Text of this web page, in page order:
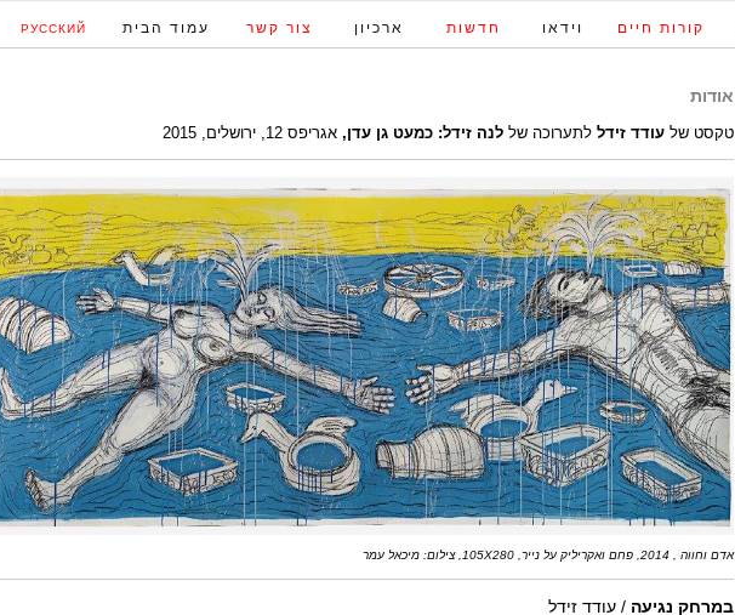
РУССКИЙ עמוד הבית צור קשר ארכיון חדשות וידאו קורות חיים
אודות
טקסט של עודד זידל לתערוכה של לנה זידל: כמעט גן עדן, אגריפס 12, ירושלים, 2015
אדם וחווה , 2014, פחם ואקריליק על נייר, 105X280, צילום: מיכאל עמר
במרחק נגיעה / עודד זידל